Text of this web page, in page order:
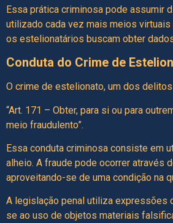
Essa prática criminosa pode assumir
utilizado cada vez mais meios
os estelionatários buscam obter
Conduta do Crime de
O crime de estelionato, um dos
“Art. 171 – Obter, para si ou para
meio fraudulento”.
Essa conduta criminosa consiste em
alheio. A fraude pode ocorrer através
aproveitando-se de uma condição na
A legislação penal utiliza expressões
se ao uso de objetos materiais